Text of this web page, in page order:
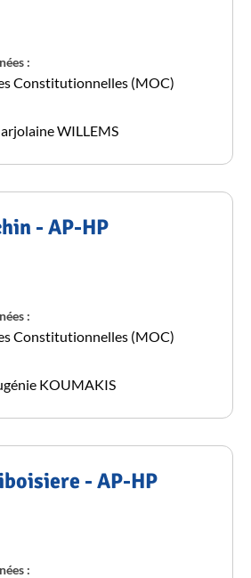
:
Constitutionnelles (MOC)
WILLEMS
- AP-HP
:
Constitutionnelles (MOC)
KOUMAKIS
- AP-HP
: